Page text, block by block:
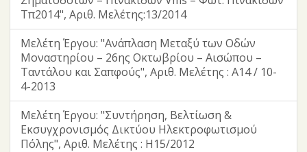
Τπ2014", Αριθ. Μελέτης:13/2014
Μελέτη Έργου: "Ανάπλαση Μεταξύ των Οδών
Μοναστηρίου – 26ης Οκτωβρίου – Αισώπου –
Ταντάλου και Σαπφούς", Αριθ. Μελέτης : Α14 / 10-
4-2013
Μελέτη Έργου: "Συντήρηση, Βελτίωση &
Εκσυγχρονισμός Δικτύου Ηλεκτροφωτισμού
Πόλης", Αριθ. Μελέτης : H15/2012